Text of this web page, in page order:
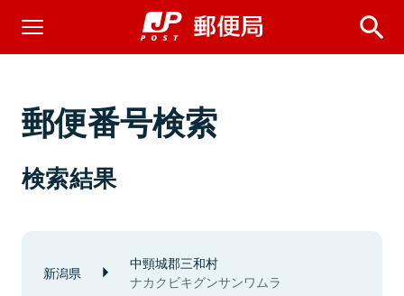
郵便番号検索
検索結果
新潟県 中頸城郡三和村
ナカクビキグンサンワムラ